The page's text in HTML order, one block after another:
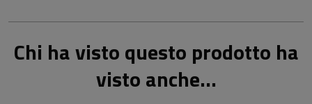
Chi ha visto questo prodotto ha
visto anche...